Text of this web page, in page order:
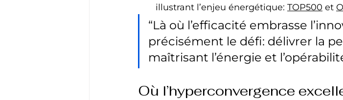
illustrant l’enjeu énergétique: TOP500 et
“Là où l’efficacité embrasse
précisément le défi: délivrer la
maîtrisant l’énergie et
Où l’hyperconvergence